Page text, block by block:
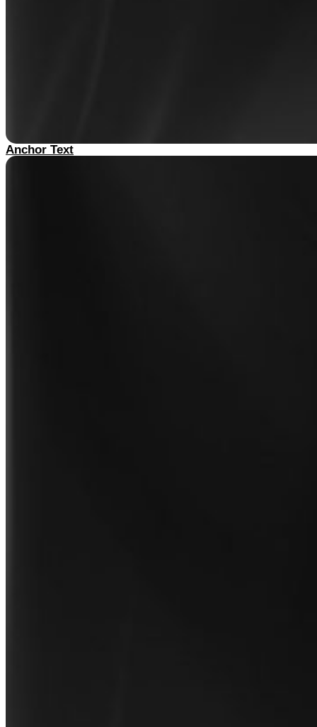
Anchor Text